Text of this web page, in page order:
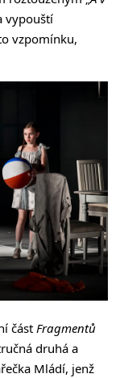
vypouští
vzpomínku,
část Fragmentů
druhá a
Mládí, jenž